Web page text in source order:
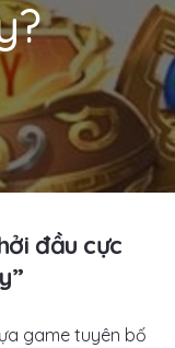
đầu cực
game tuyên bố